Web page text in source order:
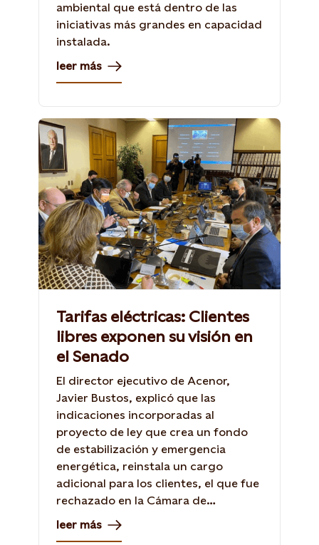
ambiental que está dentro de las
iniciativas más grandes en capacidad
instalada.
leer más
Tarifas eléctricas: Clientes
libres exponen su visión en
el Senado
El director ejecutivo de Acenor,
Javier Bustos, explicó que las
indicaciones incorporadas al
proyecto de ley que crea un fondo
de estabilización y emergencia
energética, reinstala un cargo
adicional para los clientes, el que fue
rechazado en la Cámara de
Diputados.
leer más